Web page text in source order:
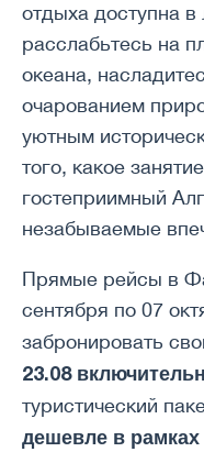
отдыха доступна
расслабьтесь на
океана,
очарованием
уютным
того, какое
гостеприимный
незабываемые
Прямые рейсы в
сентября по 07
забронировать
23.08
туристический
дешевле в